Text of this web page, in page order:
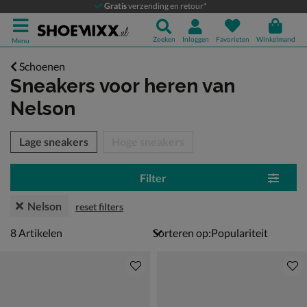
Gratisverzending en retour*
Menu Zoeken Inloggen Favorieten Winkelmand
Schoenen
Sneakers voor heren van
Nelson
over
Lage sneakers
Filter
Nelson reset filters
8 artikelen
8Artikelen Sorteren op: